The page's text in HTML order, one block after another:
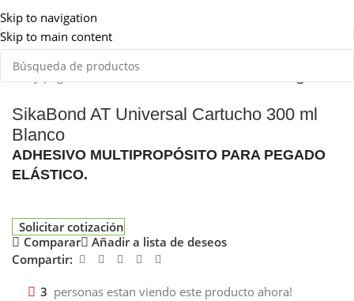
Skip to navigation
Skip to main content
y pegado elástico
SikaBond AT Universal Cartucho 300 ml
Blanco
ADHESIVO MULTIPROPÓSITO PARA PEGADO
ELÁSTICO.
Solicitar cotización
Comparar
Añadir a lista de deseos
Compartir:
3 personas estan viendo este producto ahora!